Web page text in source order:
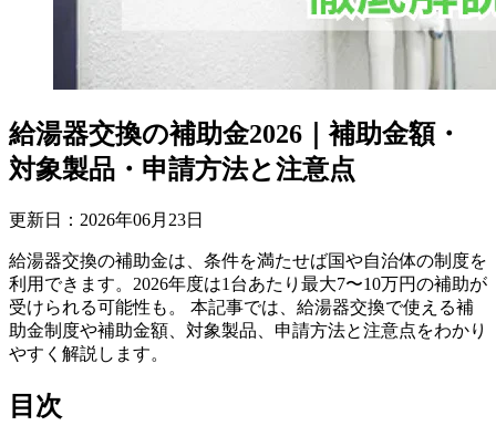
給湯器交換の補助金2026｜補助金額・
対象製品・申請方法と注意点
更新日： 2026年06月 23日
給湯器交換の補助金は、条件を満たせば国や自治体の制度を
利用できます。2026年度は1台あたり最大7〜10万円の補助が
受けられる可能性も。 本記事では、給湯器交換で使える補
助金制度や補助金額、対象製品、申請方法と注意点をわかり
やすく解説します。
目次